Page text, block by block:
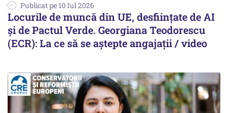
Publicat pe 10 Iul 2026
Locurile de muncă din UE, desființate de AI
și de Pactul Verde. Georgiana Teodorescu
(ECR): La ce să se aștepte angajații / video